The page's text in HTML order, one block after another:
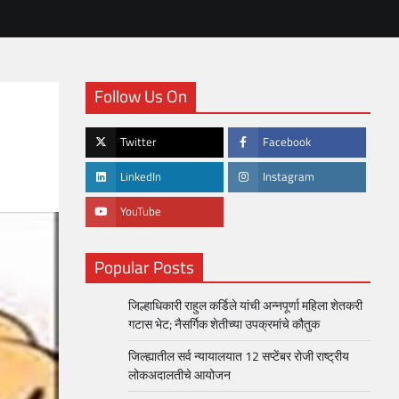
Follow Us On
Twitter Facebook
LinkedIn Instagram
YouTube
Popular Posts
जिल्हाधिकारी राहुल कर्डिले यांची अन्नपूर्णा महिला शेतकरी
गटास भेट; नैसर्गिक शेतीच्या उपक्रमांचे कौतुक
जिल्ह्यातील सर्व न्यायालयात 12 सप्टेंबर रोजी राष्ट्रीय
लोकअदालतीचे आयोजन